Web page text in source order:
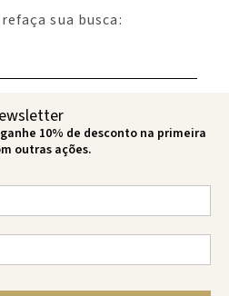
sua busca:
ganhe 10% de desconto na primeira
outras ações.